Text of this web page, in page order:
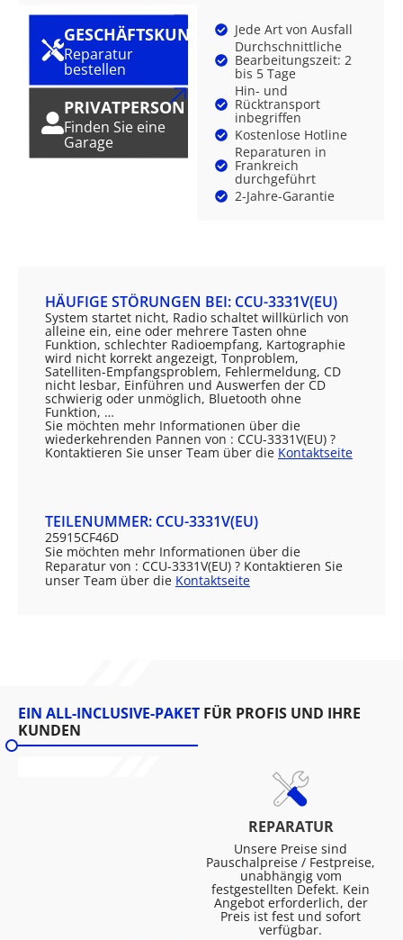
GESCHÄFTSKUNDE
Reparatur
bestellen
PRIVATPERSON
Finden Sie eine
Garage
Jede Art von Ausfall
Durchschnittliche
Bearbeitungszeit: 2
bis 5 Tage
Hin- und
Rücktransport
inbegriffen
Kostenlose Hotline
Reparaturen in
Frankreich
durchgeführt
2-Jahre-Garantie
HÄUFIGE STÖRUNGEN BEI: CCU-3331V(EU)
System startet nicht, Radio schaltet willkürlich von
alleine ein, eine oder mehrere Tasten ohne
Funktion, schlechter Radioempfang, Kartographie
wird nicht korrekt angezeigt, Tonproblem,
Satelliten-Empfangsproblem, Fehlermeldung, CD
nicht lesbar, Einführen und Auswerfen der CD
schwierig oder unmöglich, Bluetooth ohne
Funktion, …
Sie möchten mehr Informationen über die
wiederkehrenden Pannen von : CCU-3331V(EU) ?
Kontaktieren Sie unser Team über die Kontaktseite
TEILENUMMER: CCU-3331V(EU)
25915CF46D
Sie möchten mehr Informationen über die
Reparatur von : CCU-3331V(EU) ? Kontaktieren Sie
unser Team über die Kontaktseite
EIN ALL-INCLUSIVE-PAKET FÜR PROFIS UND IHRE
KUNDEN
REPARATUR
Unsere Preise sind
Pauschalpreise / Festpreise,
unabhängig vom
festgestellten Defekt. Kein
Angebot erforderlich, der
Preis ist fest und sofort
verfügbar.